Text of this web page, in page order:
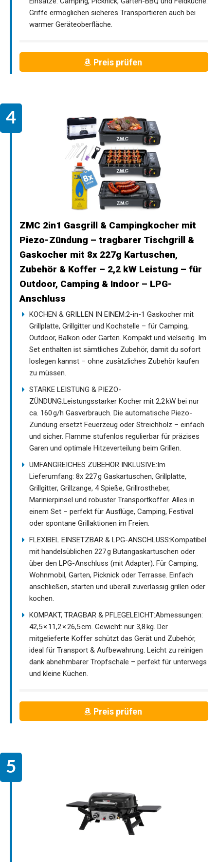
Griffe ermöglichen sicheres Transportieren auch bei
warmer Geräteoberfläche.
Preis prüfen
ZMC 2in1 Gasgrill & Campingkocher mit
Piezo-Zündung – tragbarer Tischgrill &
Gaskocher mit 8x 227g Kartuschen,
Zubehör & Koffer – 2,2 kW Leistung – für
Outdoor, Camping & Indoor – LPG-
Anschluss
KOCHEN & GRILLEN IN EINEM:2-in-1 Gaskocher mit
Grillplatte, Grillgitter und Kochstelle – für Camping,
Outdoor, Balkon oder Garten. Kompakt und vielseitig. Im
Set enthalten ist sämtliches Zubehör, damit du sofort
loslegen kannst – ohne zusätzliches Zubehör kaufen
zu müssen.
STARKE LEISTUNG & PIEZO-
ZÜNDUNG:Leistungsstarker Kocher mit 2,2 kW bei nur
ca. 160 g/h Gasverbrauch. Die automatische Piezo-
Zündung ersetzt Feuerzeug oder Streichholz – einfach
und sicher. Flamme stufenlos regulierbar für präzises
Garen und optimale Hitzeverteilung beim Grillen.
UMFANGREICHES ZUBEHÖR INKLUSIVE:Im
Lieferumfang: 8x 227 g Gaskartuschen, Grillplatte,
Grillgitter, Grillzange, 4 Spieße, Grillrostheber,
Marinierpinsel und robuster Transportkoffer. Alles in
einem Set – perfekt für Ausflüge, Camping, Festival
oder spontane Grillaktionen im Freien.
FLEXIBEL EINSETZBAR & LPG-ANSCHLUSS:Kompatibel
mit handelsüblichen 227 g Butangaskartuschen oder
über den LPG-Anschluss (mit Adapter). Für Camping,
Wohnmobil, Garten, Picknick oder Terrasse. Einfach
anschließen, starten und überall zuverlässig grillen oder
kochen.
KOMPAKT, TRAGBAR & PFLEGELEICHT:Abmessungen:
42,5 × 11,2 × 26,5 cm. Gewicht: nur 3,8 kg. Der
mitgelieferte Koffer schützt das Gerät und Zubehör,
ideal für Transport & Aufbewahrung. Leicht zu reinigen
dank abnehmbarer Tropfschale – perfekt für unterwegs
und kleine Küchen.
Preis prüfen